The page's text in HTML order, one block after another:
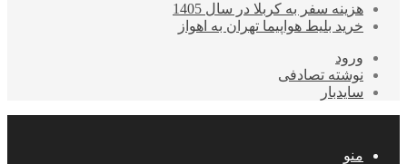
هزینه سفر به کربلا در سال 1405
خرید بلیط هواپیما تهران به اهواز
ورود
نوشته تصادفی
سایدبار
منو